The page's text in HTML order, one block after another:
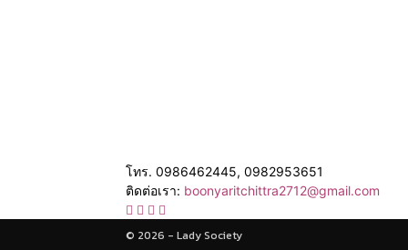
โทร. 0986462445, 0982953651
ติดต่อเรา: boonyaritchittra2712@gmail.com
© 2026 - Lady Society